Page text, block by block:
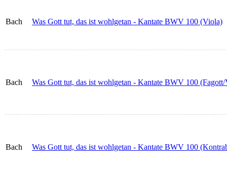
Bach Was Gott tut, das ist wohlgetan - Kantate BWV 100 (Viola)
Bach Was Gott tut, das ist wohlgetan - Kantate BWV 100
Bach Was Gott tut, das ist wohlgetan - Kantate BWV 100